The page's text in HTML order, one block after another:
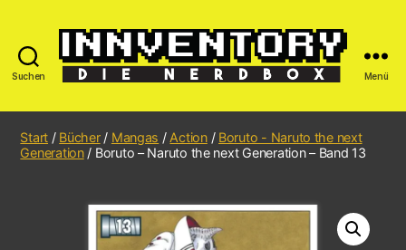
Suchen Menü
Start / Bücher/ Mangas / Action/ Boruto - Naruto the next
Generation/ Boruto – Naruto the next Generation – Band 13